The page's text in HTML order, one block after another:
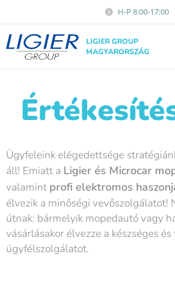
H-P 8:00-17:00
LIGIER GROUP
MAGYARORSZÁG
Ügyfeleink elégedettsége
áll! Emiatt a Ligier és Microcar
valamint profi elektromos
élvezik a minőségi vevőszolgálatot!
útnak: bármelyik mopedautó vagy
vásárlásakor élvezze a készséges
ügyfélszolgálatot.